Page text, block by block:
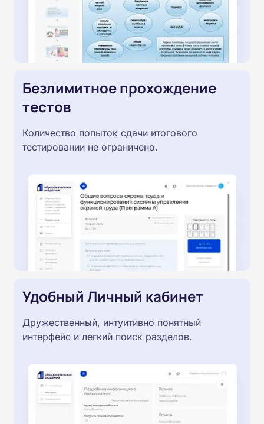
Безлимитное прохождение
тестов
Количество попыток сдачи итогового
тестировании не ограничено.
Удобный Личный кабинет
Дружественный, интуитивно понятный
интерфейс и легкий поиск разделов.